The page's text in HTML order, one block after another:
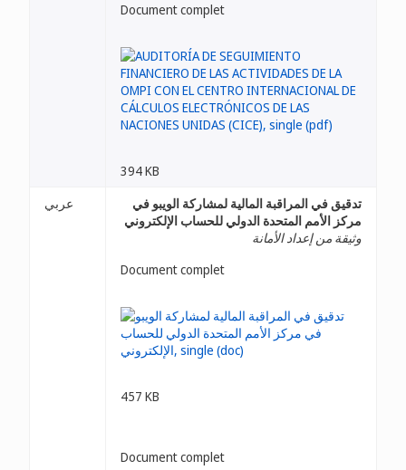
Document complet
394 KB
عربي
تدقيق في المراقبة المالية لمشاركة الويبو في
مركز الأمم المتحدة الدولي للحساب الإلكتروني
وثيقة من إعداد الأمانة
Document complet
457 KB
Document complet